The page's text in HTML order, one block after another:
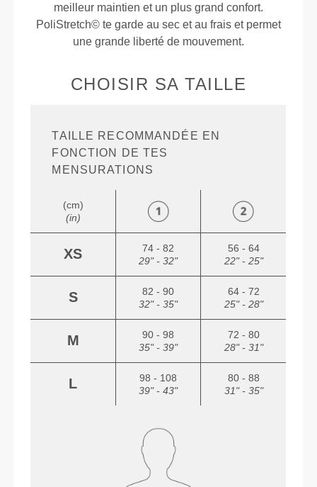
meilleur maintien et un plus grand confort.
PoliStretch© te garde au sec et au frais et permet
une grande liberté de mouvement.
CHOISIR SA TAILLE
TAILLE RECOMMANDÉE EN
FONCTION DE TES
MENSURATIONS
(cm)
(in)
XS
74 - 82
29" - 32"
56 - 64
22" - 25"
S
82 - 90
32" - 35"
64 - 72
25" - 28"
M
90 - 98
35" - 39"
72 - 80
28" - 31"
L
98 - 108
39" - 43"
80 - 88
31" - 35"